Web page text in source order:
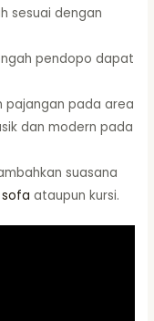
sesuai dengan
pendopo dapat
pajangan pada area
dan modern pada
suasana
sofa ataupun kursi.